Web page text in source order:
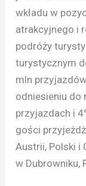
wkładu w
atrakcyjnego i
podróży
turystycznym
mln
odniesieniu do
przyjazdach i
gości
Austrii, Polski i
w Dubrowniku,